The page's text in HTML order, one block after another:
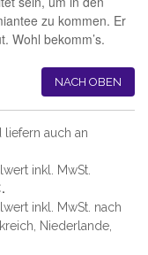
zu kommen. Er
Wohl bekomm’s.
NACH OBEN
auch an
inkl. MwSt.
inkl. MwSt. nach
Niederlande,